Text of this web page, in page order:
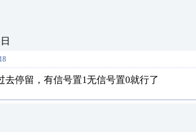
去停留，有信号置1无信号置0就行了